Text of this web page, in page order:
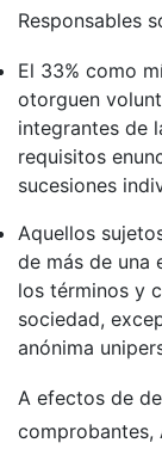
Responsables
El 33% como
otorguen
integrantes de
requisitos
sucesiones
Aquellos
de más de una
los términos y
sociedad,
anónima
A efectos de
comprobantes,